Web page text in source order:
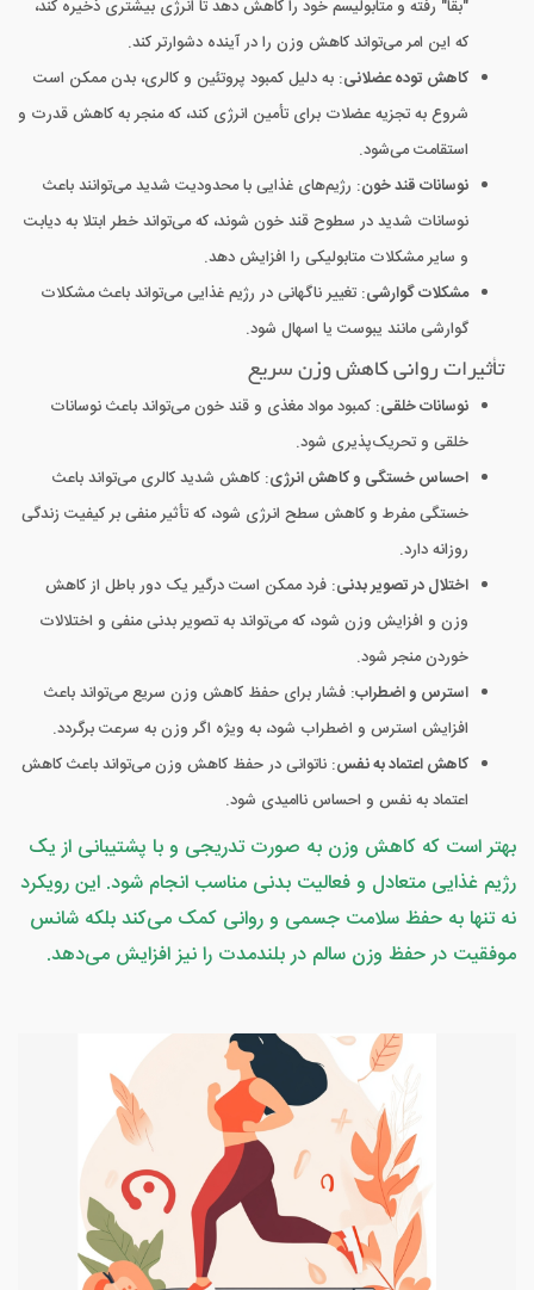
"بقا" رفته و متابولیسم خود را کاهش دهد تا انرژی بیشتری ذخیره کند،
که این امر می‌تواند کاهش وزن را در آینده دشوارتر کند.
کاهش توده عضلانی: به دلیل کمبود پروتئین و کالری، بدن ممکن است
شروع به تجزیه عضلات برای تأمین انرژی کند، که منجر به کاهش قدرت و
استقامت می‌شود.
نوسانات قند خون: رژیم‌های غذایی با محدودیت شدید می‌توانند باعث
نوسانات شدید در سطوح قند خون شوند، که می‌تواند خطر ابتلا به دیابت
و سایر مشکلات متابولیکی را افزایش دهد.
مشکلات گوارشی: تغییر ناگهانی در رژیم غذایی می‌تواند باعث مشکلات
گوارشی مانند یبوست یا اسهال شود.
تأثیرات روانی کاهش وزن سریع
نوسانات خلقی: کمبود مواد مغذی و قند خون می‌تواند باعث نوسانات
خلقی و تحریک‌پذیری شود.
احساس خستگی و کاهش انرژی: کاهش شدید کالری می‌تواند باعث
خستگی مفرط و کاهش سطح انرژی شود، که تأثیر منفی بر کیفیت زندگی
روزانه دارد.
اختلال در تصویر بدنی: فرد ممکن است درگیر یک دور باطل از کاهش
وزن و افزایش وزن شود، که می‌تواند به تصویر بدنی منفی و اختلالات
خوردن منجر شود.
استرس و اضطراب: فشار برای حفظ کاهش وزن سریع می‌تواند باعث
افزایش استرس و اضطراب شود، به ویژه اگر وزن به سرعت برگردد.
کاهش اعتماد به نفس: ناتوانی در حفظ کاهش وزن می‌تواند باعث کاهش
اعتماد به نفس و احساس ناامیدی شود.
بهتر است که کاهش وزن به صورت تدریجی و با پشتیبانی از یک
رژیم غذایی متعادل و فعالیت بدنی مناسب انجام شود. این رویکرد
نه تنها به حفظ سلامت جسمی و روانی کمک می‌کند بلکه شانس
موفقیت در حفظ وزن سالم در بلندمدت را نیز افزایش می‌دهد.